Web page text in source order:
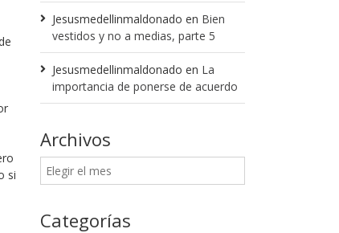
si
Jesusmedellinmaldonado en Bien
vestidos y no a medias, parte 5
Jesusmedellinmaldonado en La
importancia de ponerse de acuerdo
Archivos
Categorías